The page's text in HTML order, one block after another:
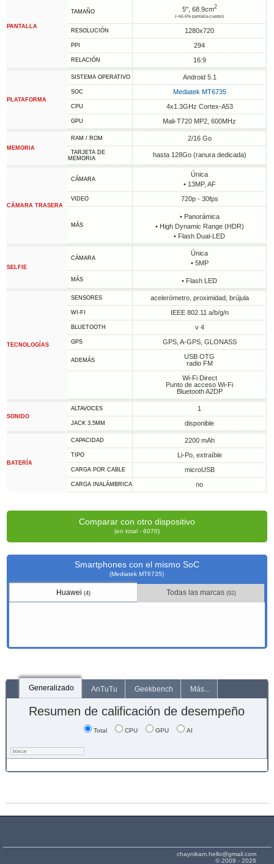
PANTALLA
TAMAÑO 5", 68.9cm2
(~66.6% pantalla-cuerpo)
RESOLUCIÓN 1280x720
PPI 294
RELACIÓN 16:9
PLATAFORMA
SISTEMA OPERATIVO Android 5.1
SOC Mediatek MT6735
CPU 4x1.3GHz Cortex-A53
GPU Mali-T720 MP2, 600MHz
MEMORIA
RAM / ROM 2/16 Go
TARJETA DE
MEMORIA
hasta 128Go (ranura dedicada)
CÁMARA TRASERA
CÁMARA
Única
• 13MP, AF
VIDEO 720p - 30fps
MÁS
• Panorámica
• High Dynamic Range (HDR)
• Flash Dual-LED
SELFIE
CÁMARA
Única
• 5MP
MÁS • Flash LED
TECNOLOGÍAS
SENSORES acelerómetro, proximidad, brújula
WI-FI IEEE 802.11 a/b/g/n
BLUETOOTH v 4
GPS GPS, A-GPS, GLONASS
ADEMÁS
USB OTG
radio FM
Wi-Fi Direct
Punto de acceso Wi-Fi
Bluetooth A2DP
SONIDO
ALTAVOCES 1
JACK 3,5MM disponible
BATERÍA
CAPACIDAD 2200 mAh
TIPO Li-Po, extraíble
CARGA POR CABLE microUSB
CARGA INALÁMBRICA no
Comparar con otro dispositivo
(en total - 6070)
Smartphones con el mismo SoC
(Mediatek MT6735)
Huawei(4) Todas las marcas (92)
Generalizado AnTuTu Geekbench Más...
Resumen de calificación de desempeño
Total CPU GPU AI
chaynikam.hello@gmail.com
© 2009 - 2026